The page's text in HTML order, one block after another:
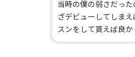
当時の僕の弱さだっ
ざデビューしてしま
スンをして貰えば良か